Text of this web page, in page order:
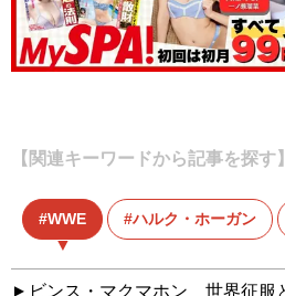
【関連キーワードから記事を探す】
WWE ハルク・ホーガン
ビンス・マクマホン 世界征服